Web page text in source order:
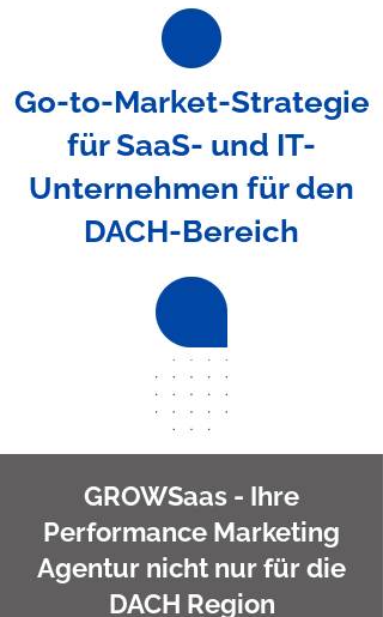
Go-to-Market-Strategie
für SaaS- und IT-
Unternehmen für den
DACH-Bereich
GROWSaas - Ihre
Performance Marketing
Agentur nicht nur für die
DACH Region